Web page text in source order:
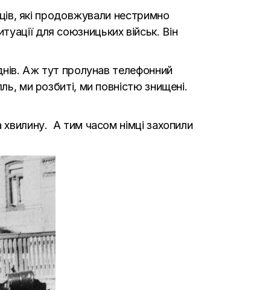
які продовжували нестримно
для союзницьких військ. Він
Аж тут пролунав телефонний
ми розбиті, ми повністю знищені.
А тим часом німці захопили